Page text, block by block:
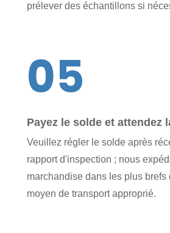
prélever des échantillons si
05
Payez le solde et attendez
Veuillez régler le solde après
rapport d'inspection ; nous
marchandise dans les plus brefs
moyen de transport approprié.